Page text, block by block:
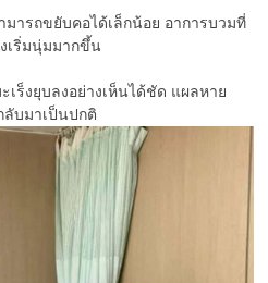
รถขยับคอได้เล็กน้อย อาการบวมที่
เริ่มนุ่มมากขึ้น
งยุบลงอย่างเห็นได้ชัด แผลหาย
บมาเป็นปกติ